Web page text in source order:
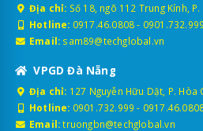
Địa chỉ: Số 18, ngõ 112 Trung Kính,
Hotline: 0917.46.0808- 0901.732.999
Email: sam89@techglobal.vn
VPGD Đà Nẵng
Địa chỉ: 127 Nguyễn Hữu Dật, P. Hòa
Hotline: 0901.732.999 -
Email: truongbn@techglobal.vn